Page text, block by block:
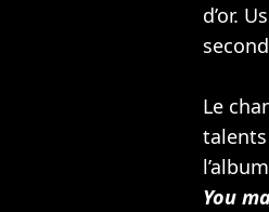
d’or.
Le
You